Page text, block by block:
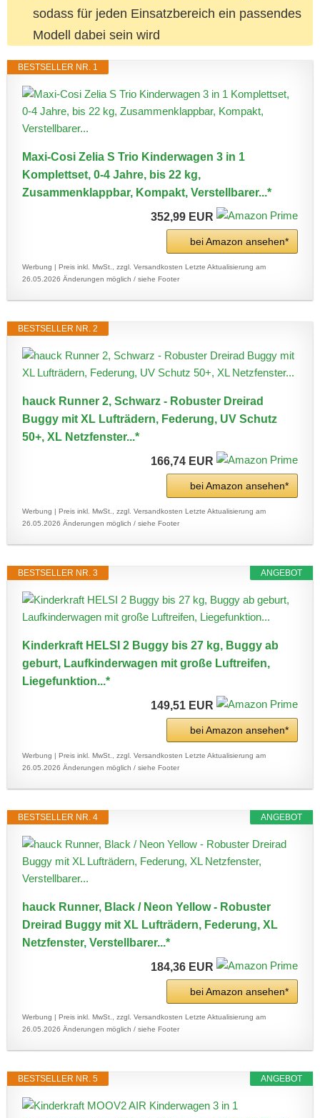
sodass für jeden Einsatzbereich ein passendes
Modell dabei sein wird
BESTSELLER NR. 1
Maxi-Cosi Zelia S Trio Kinderwagen 3 in 1
Komplettset, 0-4 Jahre, bis 22 kg,
Zusammenklappbar, Kompakt, Verstellbarer...*
352,99 EUR
bei Amazon ansehen*
Werbung | Preis inkl. MwSt., zzgl. Versandkosten Letzte Aktualisierung am
26.05.2026 Änderungen möglich / siehe Footer
BESTSELLER NR. 2
hauck Runner 2, Schwarz - Robuster Dreirad
Buggy mit XL Lufträdern, Federung, UV Schutz
50+, XL Netzfenster...*
166,74 EUR
bei Amazon ansehen*
Werbung | Preis inkl. MwSt., zzgl. Versandkosten Letzte Aktualisierung am
26.05.2026 Änderungen möglich / siehe Footer
ANGEBOT
BESTSELLER NR. 3
Kinderkraft HELSI 2 Buggy bis 27 kg, Buggy ab
geburt, Laufkinderwagen mit große Luftreifen,
Liegefunktion...*
149,51 EUR
bei Amazon ansehen*
Werbung | Preis inkl. MwSt., zzgl. Versandkosten Letzte Aktualisierung am
26.05.2026 Änderungen möglich / siehe Footer
ANGEBOT
BESTSELLER NR. 4
hauck Runner, Black / Neon Yellow - Robuster
Dreirad Buggy mit XL Lufträdern, Federung, XL
Netzfenster, Verstellbarer...*
184,36 EUR
bei Amazon ansehen*
Werbung | Preis inkl. MwSt., zzgl. Versandkosten Letzte Aktualisierung am
26.05.2026 Änderungen möglich / siehe Footer
ANGEBOT
BESTSELLER NR. 5